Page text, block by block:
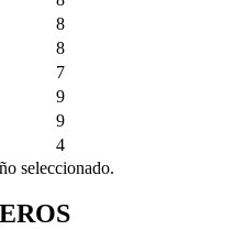
8
8
7
9
9
4
seleccionado.